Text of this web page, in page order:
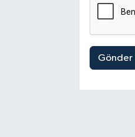
Gönder